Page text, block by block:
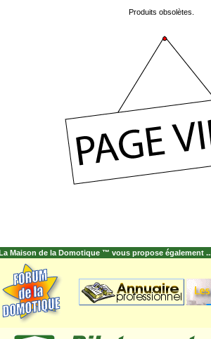
Produits obsolètes.
Maison de la Domotique ™ vous propose également